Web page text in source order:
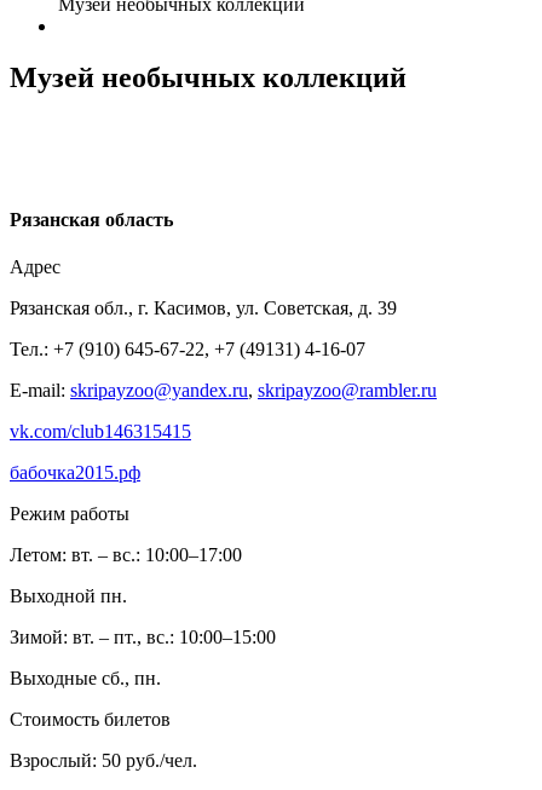
Музей необычных коллекций
Музей необычных коллекций
Рязанская область
Адрес
Рязанская обл., г. Касимов, ул. Советская, д. 39
Тел.: +7 (910) 645-67-22, +7 (49131) 4-16-07
E-mail: skripayzoo@yandex.ru, skripayzoo@rambler.ru
vk.com/club146315415
бабочка2015.рф
Режим работы
Летом: вт. – вс.: 10:00–17:00
Выходной пн.
Зимой: вт. – пт., вс.: 10:00–15:00
Выходные сб., пн.
Стоимость билетов
Взрослый: 50 руб./чел.